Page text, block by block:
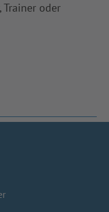
Trainer oder